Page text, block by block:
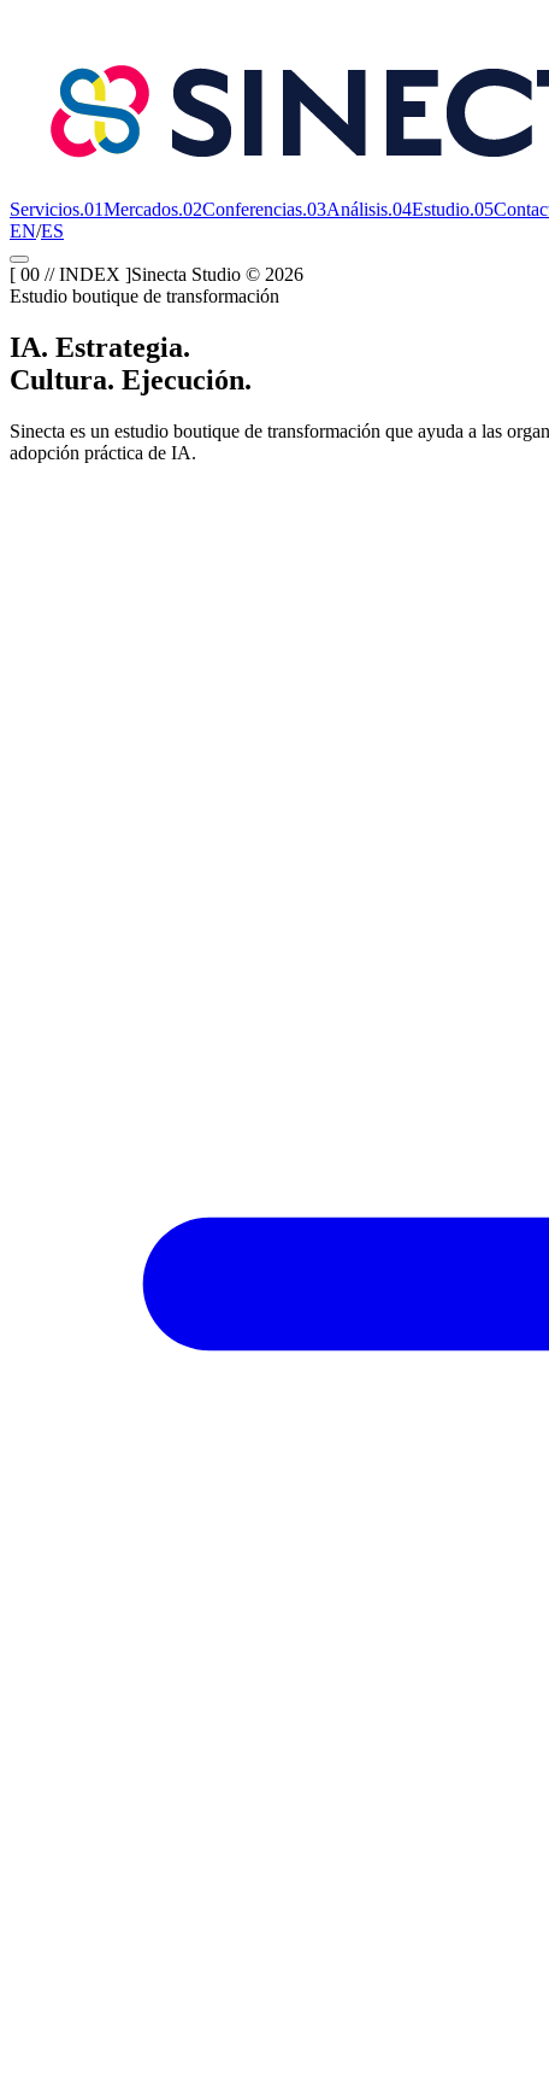
Servicios.01Mercados.02Conferencias.03Análisis.04Estudio.05
EN/ES
[ 00 // INDEX ]Sinecta Studio © 2026
Estudio boutique de transformación
IA. Estrategia.
Cultura. Ejecución.
Sinecta es un estudio boutique de transformación que ayuda a las
adopción práctica de IA.